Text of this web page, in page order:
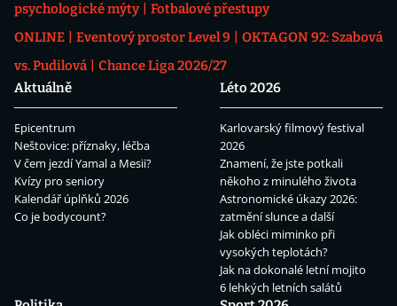
psychologické mýty
Fotbalové přestupy
ONLINE
Eventový prostor Level 9
OKTAGON 92: Szabová
vs. Pudilová
Chance Liga 2026/27
Aktuálně
Epicentrum
Neštovice: příznaky, léčba
V čem jezdí Yamal a Mesii?
Kvízy pro seniory
Kalendář úplňků 2026
Co je bodycount?
Léto 2026
Karlovarský filmový festival
2026
Znamení, že jste potkali
někoho z minulého života
Astronomické úkazy 2026:
zatmění slunce a další
Jak obléci miminko při
vysokých teplotách?
Jak na dokonalé letní mojito
6 lehkých letních salátů